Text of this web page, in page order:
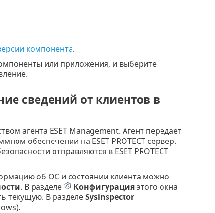
компонента.
или приложения, и выберите
сведений от клиентов в
агента ESET Management. Агент передает
обеспечении на ESET PROTECT сервер.
отправляются в ESET PROTECT
об ОС и состоянии клиента можно
. В разделе Конфигурацияэтого окна
текущую. В разделеSysinspector